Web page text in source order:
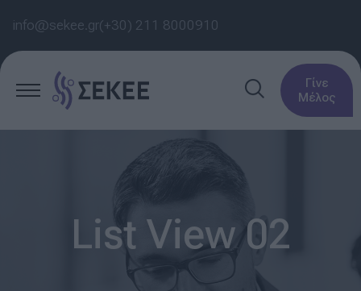
info@sekee.gr(+30) 211 8000910
Γίνε
Μέλος
List View 02